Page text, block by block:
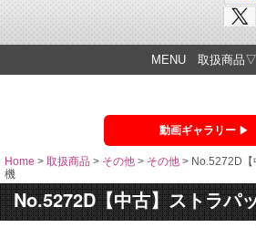
MENU 取扱商品▽
動画ギャラリー
Home > 取扱商品 > その他 > その他 > No.5272D
機
No.5272D【中古】ストラパ